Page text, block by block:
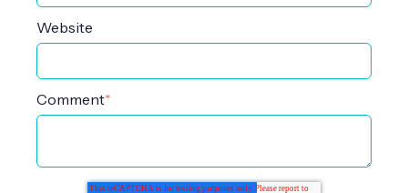
Website
Comment*